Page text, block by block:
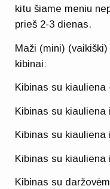
kitu šiame meniu
prieš 2-3 dienas.
Maži (mini)
kibinai:
Kibinas su kiauliena
Kibinas su
Kibinas su
Kibinas su kiauliena
Kibinas su